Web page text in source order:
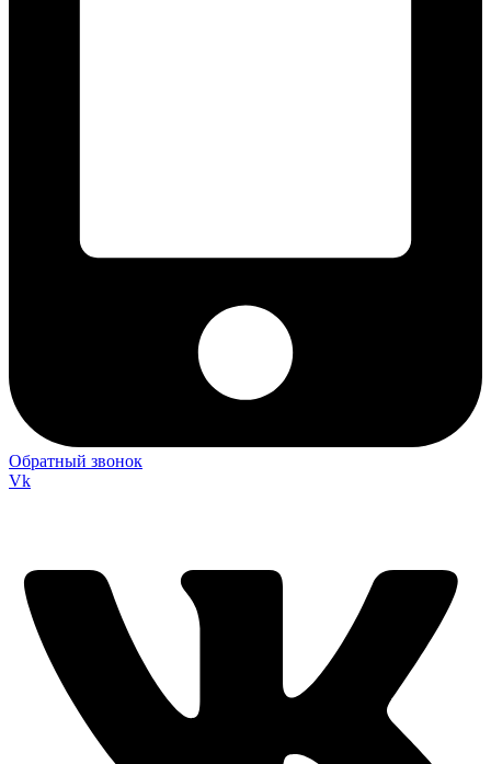
Обратный звонок
Vk